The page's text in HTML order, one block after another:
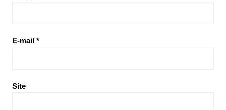
E-mail *
Site